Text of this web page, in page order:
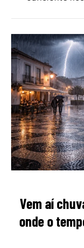
Vem aí
onde o